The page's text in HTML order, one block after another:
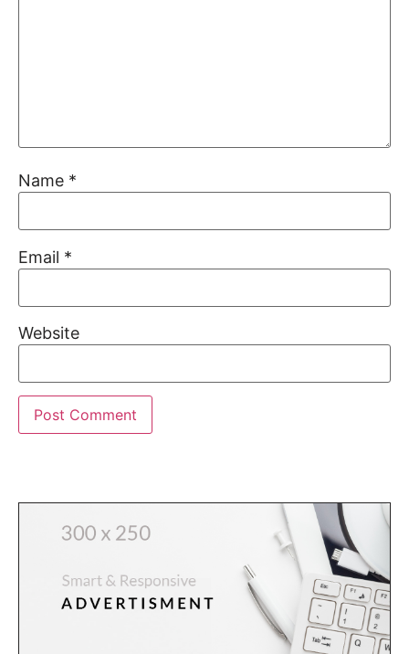
Name *
Email *
Website